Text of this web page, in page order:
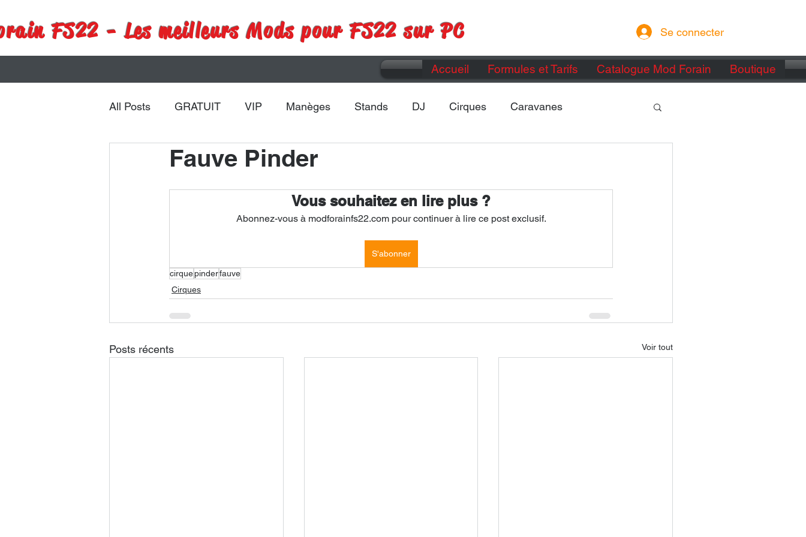
FS22 - Les meilleurs Mods pour FS22 sur PC Se connecter
Accueil Formules et Tarifs Catalogue Mod Forain Boutique
All Posts GRATUIT VIP Manèges Stands DJ Cirques Caravanes
Remorques Véhicules Maps
Fauve Pinder
Vous souhaitez en lire plus ?
Abonnez-vous à modforainfs22.com pour continuer à lire ce post exclusif.
S'abonner
cirquepinderfauve
Cirques
Posts récents Voir tout